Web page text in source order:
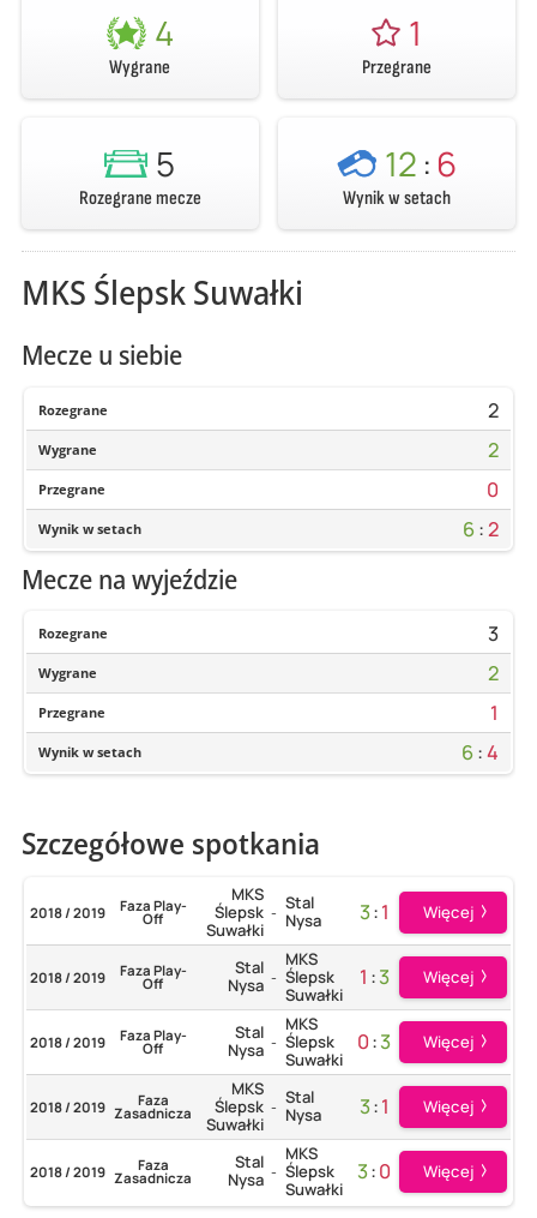
4
Wygrane
1
Przegrane
5
Rozegrane mecze
12 : 6
Wynik w setach
MKS Ślepsk Suwałki
Mecze u siebie
Rozegrane 2
Wygrane 2
Przegrane 0
Wynik w setach 6:2
Mecze na wyjeździe
Rozegrane 3
Wygrane 2
Przegrane 1
Wynik w setach 6:4
Szczegółowe spotkania
2018 / 2019 Faza Play-
Off
MKS
Ślepsk
Suwałki
- Stal
Nysa
3:1 Więcej
2018 / 2019 Faza Play-
Off
Stal
Nysa -
MKS
Ślepsk
Suwałki
1 :3 Więcej
2018 / 2019 Faza Play-
Off
Stal
Nysa -
MKS
Ślepsk
Suwałki
0:3 Więcej
2018 / 2019 Faza
Zasadnicza
MKS
Ślepsk
Suwałki
- Stal
Nysa
3:1 Więcej
2018 / 2019 Faza
Zasadnicza
Stal
Nysa -
MKS
Ślepsk
Suwałki
3:0 Więcej